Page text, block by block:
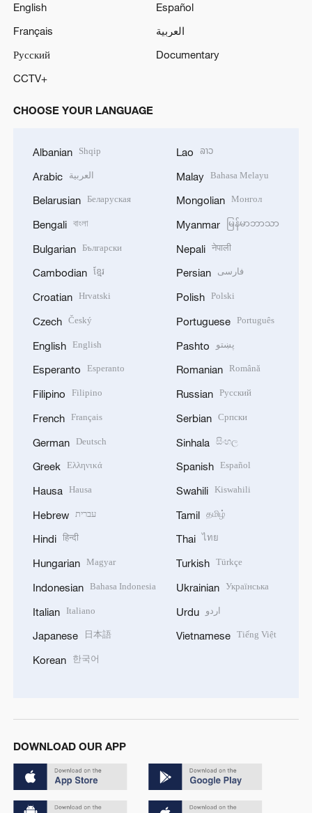
English
Español
Français
العربية
Русский
Documentary
CCTV+
CHOOSE YOUR LANGUAGE
Albanian Shqip
Arabic العربية
Belarusian Беларуская
Bengali বাংলা
Bulgarian Български
Cambodian ខ្មែរ
Croatian Hrvatski
Czech Český
English English
Esperanto Esperanto
Filipino Filipino
French Français
German Deutsch
Greek Ελληνικά
Hausa Hausa
Hebrew עברית
Hindi हिन्दी
Hungarian Magyar
Indonesian Bahasa Indonesia
Italian Italiano
Japanese 日本語
Korean 한국어
Lao ລາວ
Malay Bahasa Melayu
Mongolian Монгол
Myanmar မြန်မာဘာသာ
Nepali नेपाली
Persian فارسی
Polish Polski
Portuguese Português
Pashto پښتو
Romanian Română
Russian Русский
Serbian Српски
Sinhala සිංහල
Spanish Español
Swahili Kiswahili
Tamil தமிழ்
Thai ไทย
Turkish Türkçe
Ukrainian Українська
Urdu اردو
Vietnamese Tiếng Việt
DOWNLOAD OUR APP